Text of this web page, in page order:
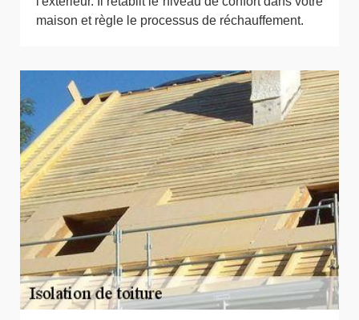
maison et règle le processus de réchauffement.